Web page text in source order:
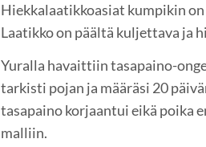
Hiekkalaatikkoasiat kumpikin
Laatikko on päältä kuljettava ja
Yuralla havaittiin tasapaino-
tarkisti pojan ja määräsi 20
tasapaino korjaantui eikä poika
malliin.